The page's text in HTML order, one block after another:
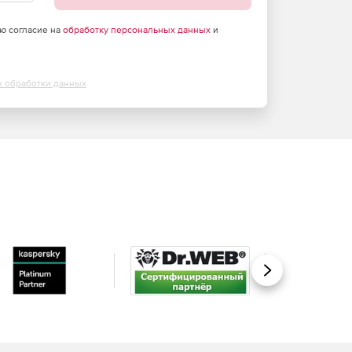
согласие на обработку персональных данныхи
обработки данных
Вперед